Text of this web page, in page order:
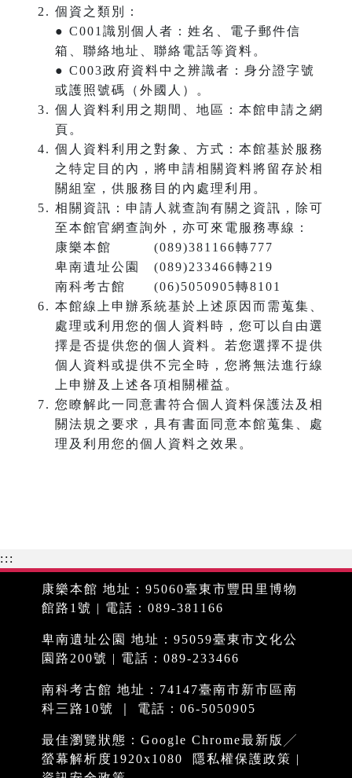
個資之類別：
● C001識別個人者：姓名、電子郵件信
箱、聯絡地址、聯絡電話等資料。
● C003政府資料中之辨識者：身分證字號
或護照號碼（外國人）。
個人資料利用之期間、地區：本館申請之網
頁。
個人資料利用之對象、方式：本館基於服務
之特定目的內，將申請相關資料將留存於相
關組室，供服務目的內處理利用。
相關資訊：申請人就查詢有關之資訊，除可
至本館官網查詢外，亦可來電服務專線：
康樂本館 (089)381166轉777
卑南遺址公園 (089)233466轉219
南科考古館 (06)5050905轉8101
本館線上申辦系統基於上述原因而需蒐集、
處理或利用您的個人資料時，您可以自由選
擇是否提供您的個人資料。若您選擇不提供
個人資料或提供不完全時，您將無法進行線
上申辦及上述各項相關權益。
您瞭解此一同意書符合個人資料保護法及相
關法規之要求，具有書面同意本館蒐集、處
理及利用您的個人資料之效果。
:::
康樂本館 地址：95060臺東市豐田里博物
館路1號 | 電話：089-381166
卑南遺址公園 地址：95059臺東市文化公
園路200號 | 電話：089-233466
南科考古館 地址：74147臺南市新市區南
科三路10號 ｜ 電話：06-5050905
最佳瀏覽狀態：Google Chrome最新版╱
螢幕解析度1920x1080
隱私權保護政策 |